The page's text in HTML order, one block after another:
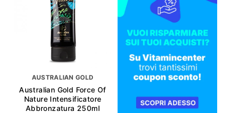
AUSTRALIAN GOLD
Australian Gold Force Of
Nature Intensificatore
Abbronzatura 250ml